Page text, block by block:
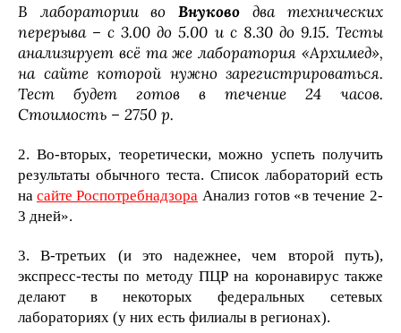
В лаборатории во Внуково два технических
перерыва – с 3.00 до 5.00 и с 8.30 до 9.15. Тесты
анализирует всё та же лаборатория «Архимед»,
на сайте которой нужно зарегистрироваться.
Тест будет готов в течение 24 часов.
Стоимость – 2750 р.
2. Во-вторых, теоретически, можно успеть получить
результаты обычного теста. Список лабораторий есть
насайте Роспотребнадзора Анализ готов «в течение 2-
3 дней».
3. В-третьих (и это надежнее, чем второй путь),
экспресс-тесты по методу ПЦР на коронавирус также
делают в некоторых федеральных сетевых
лабораториях (у них есть филиалы в регионах).